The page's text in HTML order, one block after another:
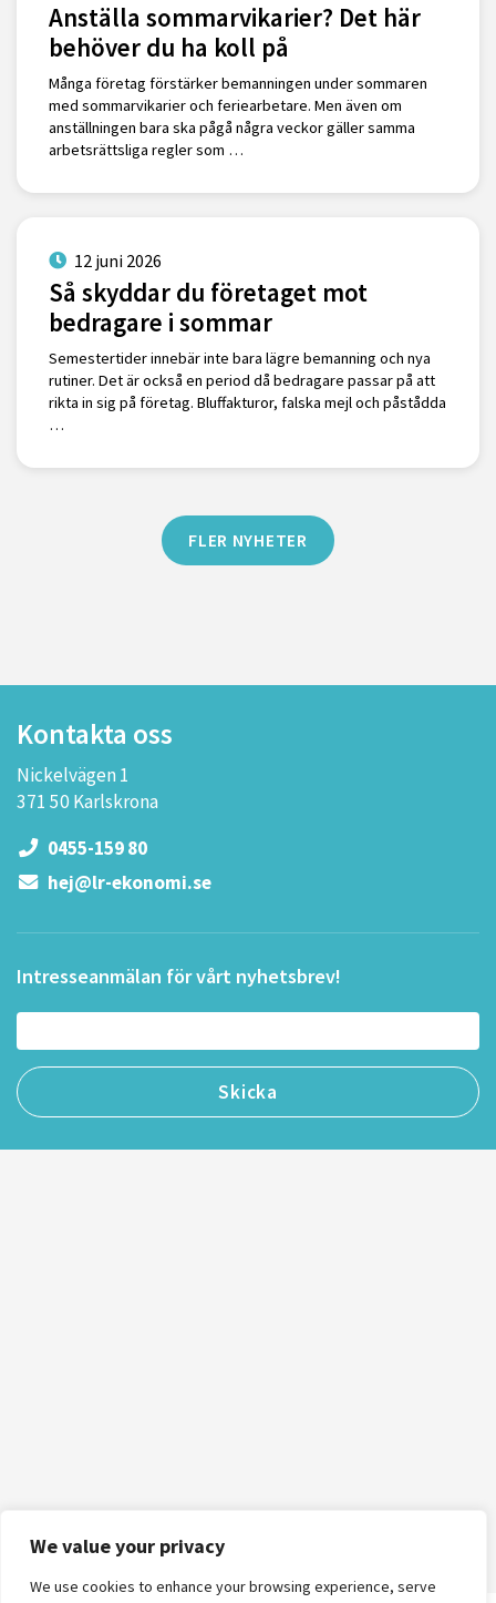
We value your privacy
We use cookies to enhance your browsing experience, serve
Anställa sommarvikarier? Det här
behöver du ha koll på
Många företag förstärker bemanningen under sommaren
med sommarvikarier och feriearbetare. Men även om
anställningen bara ska pågå några veckor gäller samma
arbetsrättsliga regler som …
12 juni 2026
Så skyddar du företaget mot
bedragare i sommar
Semestertider innebär inte bara lägre bemanning och nya
rutiner. Det är också en period då bedragare passar på att
rikta in sig på företag. Bluffakturor, falska mejl och påstådda
…
FLER NYHETER
Kontakta oss
Nickelvägen 1
371 50 Karlskrona
0455-159 80
hej@lr-ekonomi.se
Intresseanmälan för vårt nyhetsbrev!